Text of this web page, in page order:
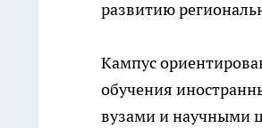
развитию
Кампус
обучения
вузами и научными